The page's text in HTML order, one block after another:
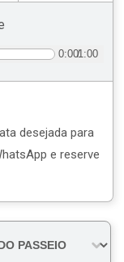
0:00/1:00
desejada para
e reserve